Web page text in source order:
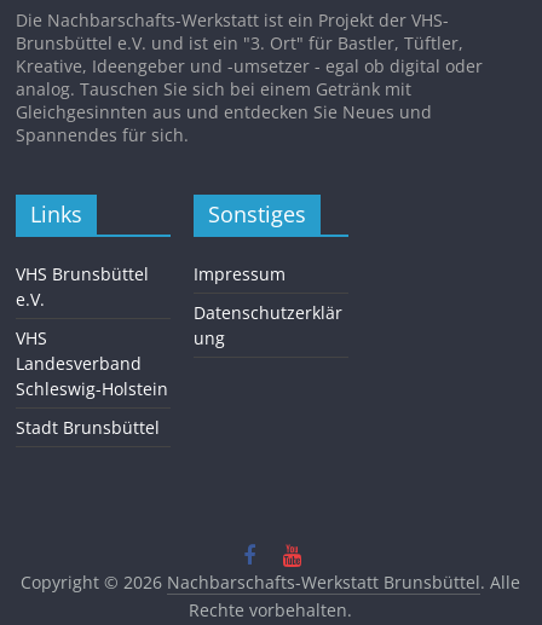
Die Nachbarschafts-Werkstatt ist ein Projekt der VHS-
Brunsbüttel e.V. und ist ein "3. Ort" für Bastler, Tüftler,
Kreative, Ideengeber und -umsetzer - egal ob digital oder
analog. Tauschen Sie sich bei einem Getränk mit
Gleichgesinnten aus und entdecken Sie Neues und
Spannendes für sich.
Links
VHS Brunsbüttel
e.V.
VHS
Landesverband
Schleswig-Holstein
Stadt Brunsbüttel
Sonstiges
Impressum
Datenschutzerklär
ung
Copyright © 2026 Nachbarschafts-Werkstatt Brunsbüttel. Alle
Rechte vorbehalten.